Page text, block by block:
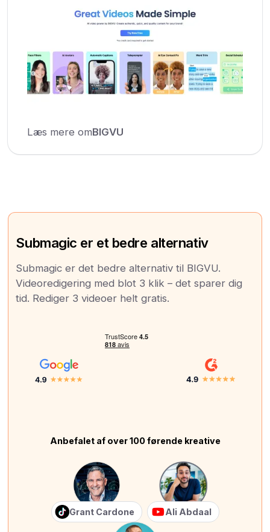
Læs mere omBIGVU
Submagic er et bedre alternativ
Submagic er det bedre alternativ til BIGVU.
Videoredigering med blot 3 klik – det sparer dig
tid. Rediger 3 videoer helt gratis.
Anbefalet af over 100 førende kreative
Grant Cardone Ali Abdaal